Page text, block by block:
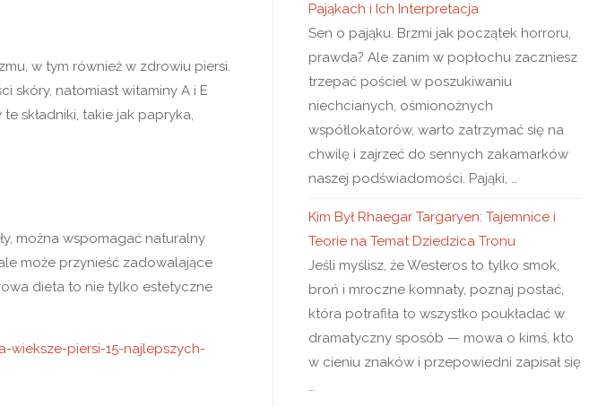
w tym również w zdrowiu piersi.
skóry, natomiast witaminy A i E
składniki, takie jak papryka,
można wspomagać naturalny
może przynieść zadowalające
dieta to nie tylko estetyczne
piersi-15-najlepszych-
Pająkach i Ich Interpretacja
Sen o pająku. Brzmi jak początek horroru,
prawda? Ale zanim w popłochu zaczniesz
trzepać pościel w poszukiwaniu
niechcianych, ośmionożnych
współlokatorów, warto zatrzymać się na
chwilę i zajrzeć do sennych zakamarków
naszej podświadomości. Pająki, …
Kim Był Rhaegar Targaryen: Tajemnice i
Teorie na Temat Dziedzica Tronu
Jeśli myślisz, że Westeros to tylko smok,
broń i mroczne komnaty, poznaj postać,
która potrafiła to wszystko poukładać w
dramatyczny sposób — mowa o kimś, kto
w cieniu znaków i przepowiedni zapisał się
…